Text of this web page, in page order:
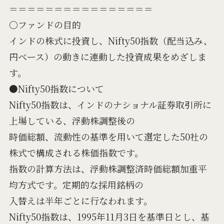
＝＝＝＝＝＝＝＝＝＝＝＝＝＝＝＝
〇ファンドの目的
インドの株式に投資し、Nifty50指数（配当込み、
円ベース）の動きに連動した投資成果をめざしま
す。
●Nifty50指数について
Nifty50指数は、インドのナショナル証券取引所に
上場している、浮動株調整後の
時価総額、流動性の基準を用いて選定した50社の
株式で構成される株価指数です。
指数の計算方法は、浮動株調整済時価総額加重平
均方式です。定期的な採用銘柄の
入替えは半年ごとに行なわれます。
Nifty50指数は、1995年11月3日を基準日とし、基